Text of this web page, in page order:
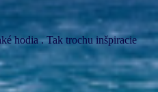
hodia . Tak trochu inšpiracie